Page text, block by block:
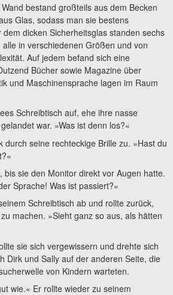
bestand großteils aus dem Becken
Glas, sodass man sie bestens
dicken Sicherheitsglas standen sechs
in verschiedenen Größen und von
Auf jedem befand sich eine
Bücher sowie Magazine über
und Maschinensprache lagen im Raum
Schreibtisch auf, ehe ihre nasse
war. »Was ist denn los?«
durch seine rechteckige Brille zu. »Hast du
bis sie den Monitor direkt vor Augen hatte.
Sprache! Was ist passiert?«
Schreibtisch ab und rollte zurück,
machen. »Sieht ganz so aus, als hätten
sie sich vergewissern und drehte sich
Dirk und Sally auf der anderen Seite, die
von Kindern warteten.
wie.« Er rollte wieder zu seinem